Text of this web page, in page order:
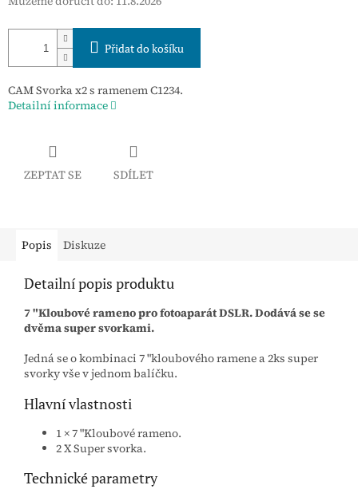
Přidat do košíku
CAM Svorka x2 s ramenem C1234.
Detailní informace
ZEPTAT SE SDÍLET
Popis Diskuze
Detailní popis produktu
7 "Kloubové rameno pro fotoaparát DSLR. Dodává se se
dvěma super svorkami.
Jedná se o kombinaci 7 "kloubového ramene a 2ks super
svorky vše v jednom balíčku.
Hlavní vlastnosti
1 × 7 "Kloubové rameno.
2 X Super svorka.
Technické parametry